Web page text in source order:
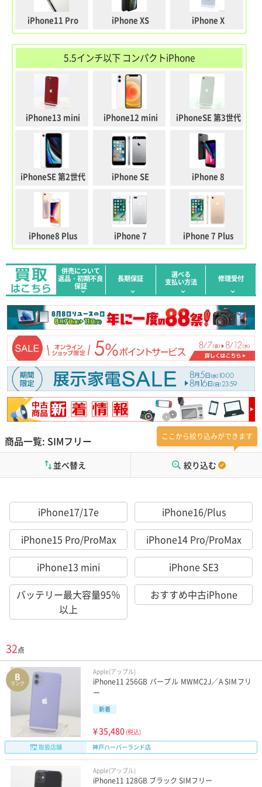
iPhone11 Pro iPhone XS iPhone X
5.5インチ以下 コンパクトiPhone
iPhone13 mini iPhone12 mini iPhoneSE 第3世代
iPhoneSE 第2世代 iPhone SE iPhone 8
iPhone8 Plus iPhone 7 iPhone 7 Plus
併売について
返品・初期不良
保証
長期保証 選べる
支払い方法 修理受付
商品一覧: SIMフリー ここから絞り込みができます
絞り込む
並べ替え
iPhone17/17e
iPhone16/Plus
iPhone15 Pro/ProMax
iPhone14 Pro/ProMax
iPhone13 mini
iPhone SE3
バッテリー最大容量95％
以上
おすすめ中古iPhone
32点
B
ランク
Apple(アップル)
iPhone11 256GB パープル MWMC2J／A SIMフリ
ー
新着
¥35,480 (税込)
取扱店舗
神戸ハーバーランド店
Apple(アップル)
iPhone11 128GB ブラック SIMフリー